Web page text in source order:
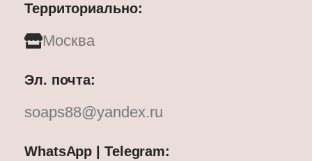
Территориально:
Москва
Эл. почта:
soaps88@yandex.ru
WhatsApp | Telegram: